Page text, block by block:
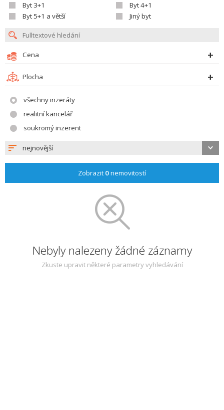
Byt 3+1
Byt 4+1
Byt 5+1 a větší
Jiný byt
Cena
Plocha
všechny inzeráty
realitní kancelář
soukromý inzerent
nejnovější
Zobrazit 0nemovitostí
Nebyly nalezeny žádné záznamy
Zkuste upravit některé parametry vyhledávání